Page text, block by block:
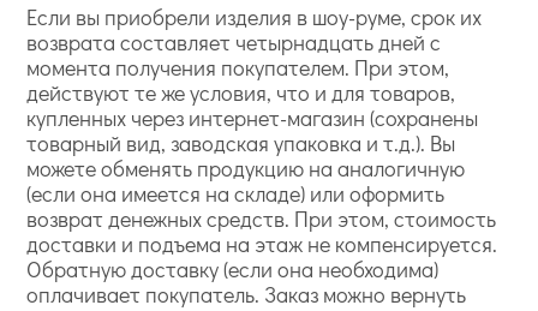
Если вы приобрели изделия в шоу-руме, срок их
возврата составляет четырнадцать дней с
момента получения покупателем. При этом,
действуют те же условия, что и для товаров,
купленных через интернет-магазин (сохранены
товарный вид, заводская упаковка и т.д.). Вы
можете обменять продукцию на аналогичную
(если она имеется на складе) или оформить
возврат денежных средств. При этом, стоимость
доставки и подъема на этаж не компенсируется.
Обратную доставку (если она необходима)
оплачивает покупатель. Заказ можно вернуть